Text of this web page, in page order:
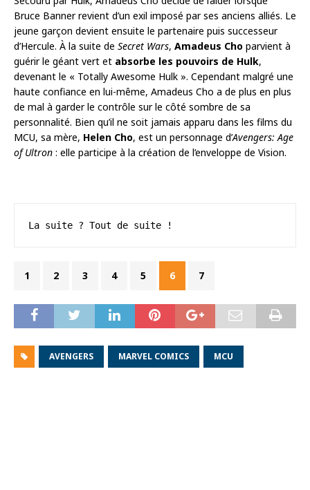
Bruce Banner revient d’un exil imposé par ses anciens alliés. Le
jeune garçon devient ensuite le partenaire puis successeur
d’Hercule. À la suite de Secret Wars, Amadeus Cho parvient à
guérir le géant vert et absorbe les pouvoirs de Hulk,
devenant le « Totally Awesome Hulk ». Cependant malgré une
haute confiance en lui-même, Amadeus Cho a de plus en plus
de mal à garder le contrôle sur le côté sombre de sa
personnalité. Bien qu’il ne soit jamais apparu dans les films du
MCU, sa mère, Helen Cho, est un personnage d’Avengers: Age
of Ultron : elle participe à la création de l’enveloppe de Vision.
La suite ? Tout de suite !
1 2 3 4 5 6 7
AVENGERS MARVEL COMICS MCU